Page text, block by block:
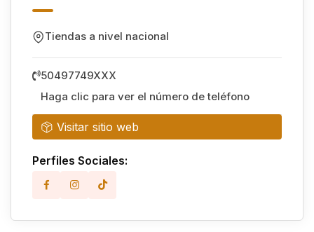
Tiendas a nivel nacional
50497749XXX
Haga clic para ver el número de teléfono
Visitar sitio web
Perfiles Sociales: